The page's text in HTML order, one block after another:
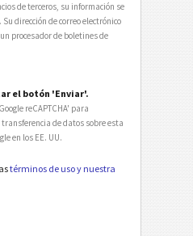
de terceros, su información se
dirección de correo electrónico
procesador de boletines de
el botón 'Enviar'.
reCAPTCHA' para
de datos sobre esta
en los EE. UU.
términos de uso y nuestra